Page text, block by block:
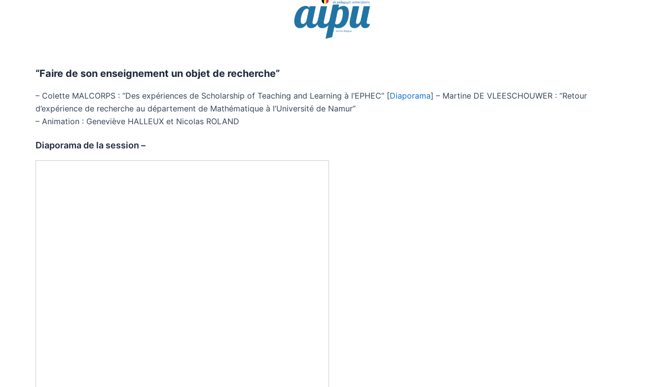
“Faire de son enseignement un objet de recherche”
– Colette MALCORPS : “Des expériences de Scholarship of Teaching and Learning à l’EPHEC” [Diaporama] – Martine DE VLEESCHOUWER : “Retour
d’expérience de recherche au département de Mathématique à l’Université de Namur”
– Animation : Geneviève HALLEUX et Nicolas ROLAND
Diaporama de la session –